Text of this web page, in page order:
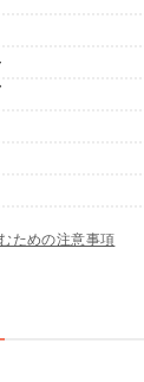
ための注意事項